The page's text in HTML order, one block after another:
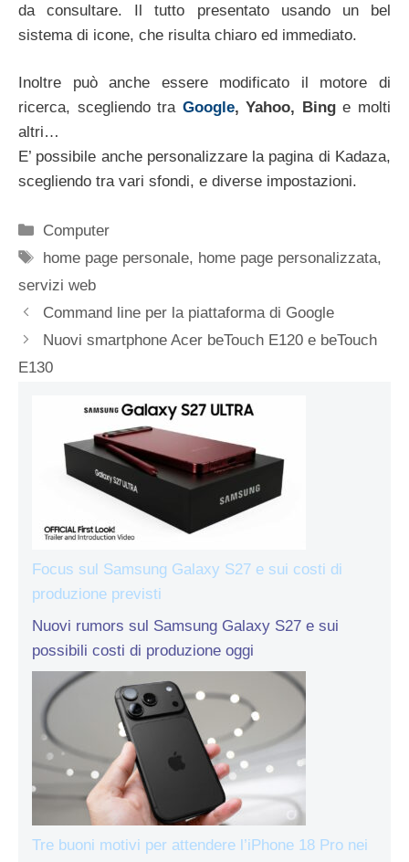
da consultare. Il tutto presentato usando un bel
sistema di icone, che risulta chiaro ed immediato.
Inoltre può anche essere modificato il motore di
ricerca, scegliendo tra Google, Yahoo, Binge molti
altri…
E’ possibile anche personalizzare la pagina di Kadaza,
scegliendo tra vari sfondi, e diverse impostazioni.
Categorie
Computer
Tag
home page personale, home page personalizzata,
servizi web
Command line per la piattaforma di Google
Nuovi smartphone Acer beTouch E120 e beTouch
E130
Focus sul Samsung Galaxy S27 e sui costi di
produzione previsti
Nuovi rumors sul Samsung Galaxy S27 e sui
possibili costi di produzione oggi
Tre buoni motivi per attendere l’iPhone 18 Pro nei